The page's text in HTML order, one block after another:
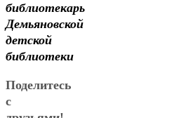
библиотекарь
Демьяновской
детской
библиотеки
Поделитесь
с